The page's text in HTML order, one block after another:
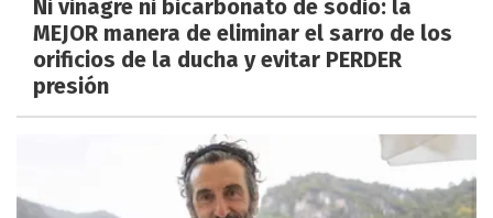
Ni vinagre ni bicarbonato de sodio: la
MEJOR manera de eliminar el sarro de los
orificios de la ducha y evitar PERDER
presión